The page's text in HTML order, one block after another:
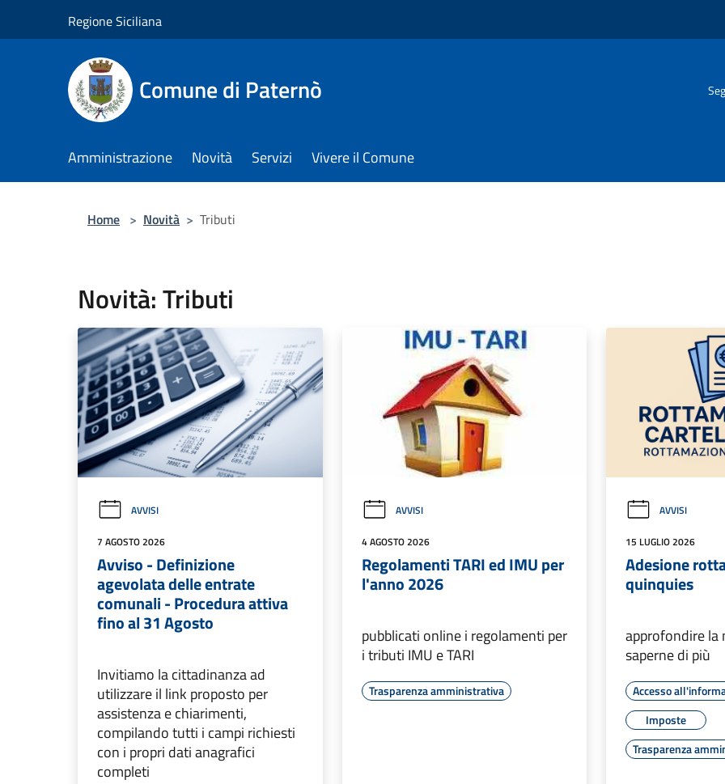
Regione Siciliana
Comune di Paternò
Amministrazione Novità Servizi Vivere il Comune
Home > Novità > Tributi
Novità: Tributi
AVVISI
7 AGOSTO 2026
Avviso - Definizione
agevolata delle entrate
comunali - Procedura attiva
fino al 31 Agosto
Invitiamo la cittadinanza ad
utilizzare il link proposto per
assistenza e chiarimenti,
compilando tutti i campi richiesti
con i propri dati anagrafici
completi
AVVISI
4 AGOSTO 2026
Regolamenti TARI ed IMU per
l'anno 2026
pubblicati online i regolamenti per
i tributi IMU e TARI
Trasparenza amministrativa
AVVISI
15 LUGLIO 2026
Adesione
quinquies
approfondire la
saperne di più
Accesso
Imposte
Trasparenza